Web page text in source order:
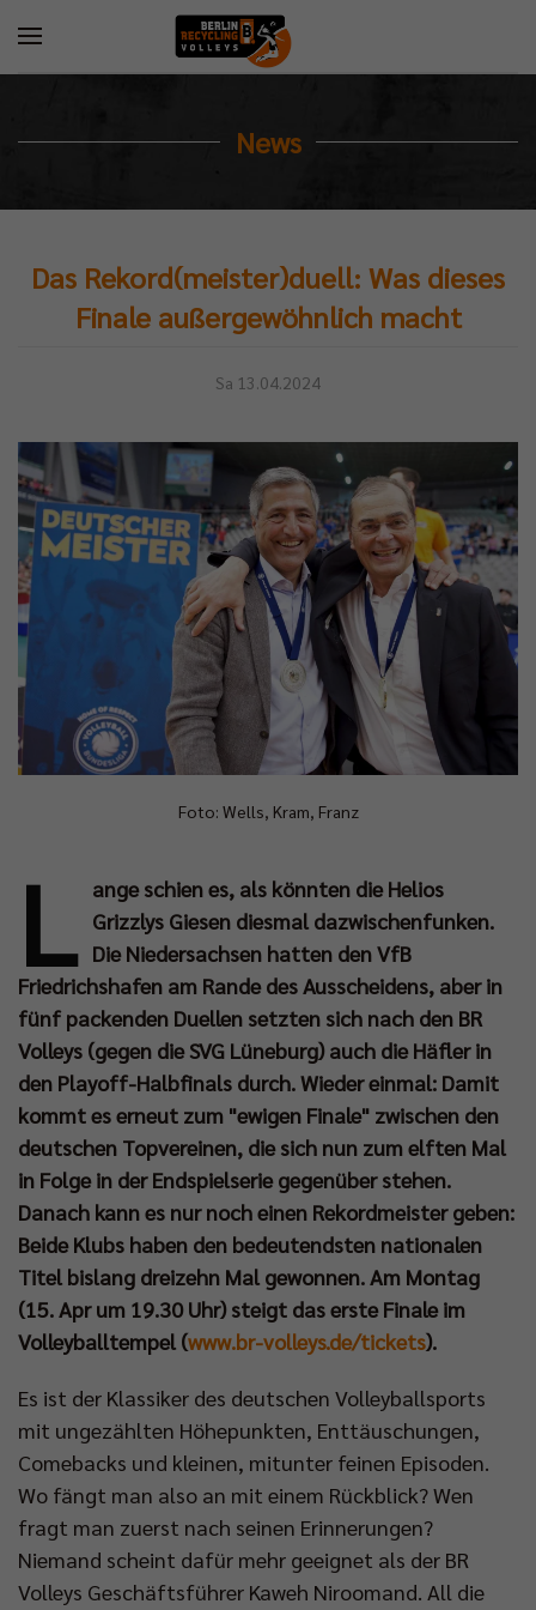
News
Das Rekord(meister)duell: Was dieses
Finale außergewöhnlich macht
Sa 13.04.2024
Foto: Wells, Kram, Franz
L ange schien es, als könnten die Helios
Grizzlys Giesen diesmal dazwischenfunken.
Die Niedersachsen hatten den VfB
Friedrichshafen am Rande des Ausscheidens, aber in
fünf packenden Duellen setzten sich nach den BR
Volleys (gegen die SVG Lüneburg) auch die Häfler in
den Playoff-Halbfinals durch. Wieder einmal: Damit
kommt es erneut zum "ewigen Finale" zwischen den
deutschen Topvereinen, die sich nun zum elften Mal
in Folge in der Endspielserie gegenüber stehen.
Danach kann es nur noch einen Rekordmeister geben:
Beide Klubs haben den bedeutendsten nationalen
Titel bislang dreizehn Mal gewonnen. Am Montag
(15. Apr um 19.30 Uhr) steigt das erste Finale im
Volleyballtempel (www.br-volleys.de/tickets).
Es ist der Klassiker des deutschen Volleyballsports
mit ungezählten Höhepunkten, Enttäuschungen,
Comebacks und kleinen, mitunter feinen Episoden.
Wo fängt man also an mit einem Rückblick? Wen
fragt man zuerst nach seinen Erinnerungen?
Niemand scheint dafür mehr geeignet als der BR
Volleys Geschäftsführer Kaweh Niroomand. All die